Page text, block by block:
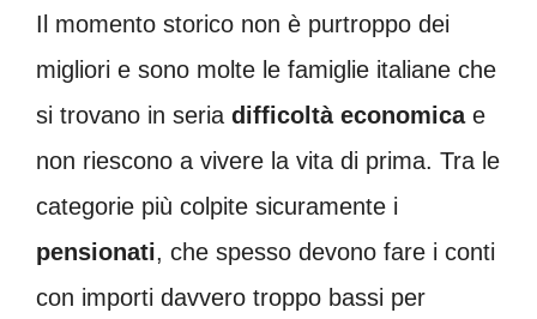
Il momento storico non è purtroppo dei
migliori e sono molte le famiglie italiane che
si trovano in seria difficoltà economicae
non riescono a vivere la vita di prima. Tra le
categorie più colpite sicuramente i
pensionati, che spesso devono fare i conti
con importi davvero troppo bassi per